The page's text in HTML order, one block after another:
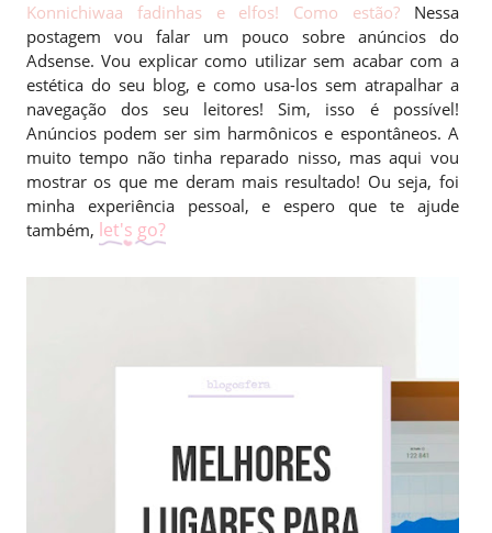
Konnichiwaa fadinhas e elfos! Como estão?Nessa
postagem vou falar um pouco sobre anúncios do
Adsense. Vou explicar como utilizar sem acabar com a
estética do seu blog, e como usa-los sem atrapalhar a
navegação dos seu leitores! Sim, isso é possível!
Anúncios podem ser sim harmônicos e espontâneos. A
muito tempo não tinha reparado nisso, mas aqui vou
mostrar os que me deram mais resultado! Ou seja, foi
minha experiência pessoal, e espero que te ajude
também, let's go?